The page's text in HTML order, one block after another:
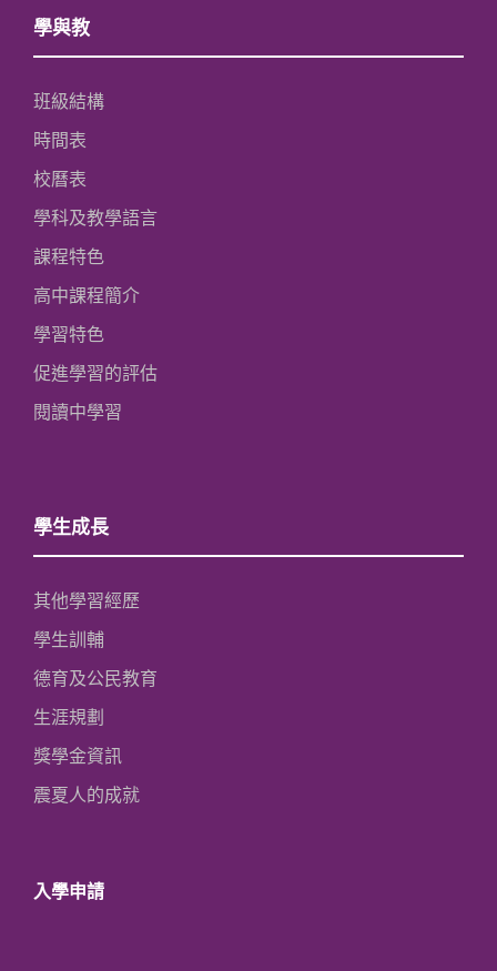
學與教
班級結構
時間表
校曆表
學科及教學語言
課程特色
高中課程簡介
學習特色
促進學習的評估
閱讀中學習
學生成長
其他學習經歷
學生訓輔
德育及公民教育
生涯規劃
獎學金資訊
震夏人的成就
入學申請